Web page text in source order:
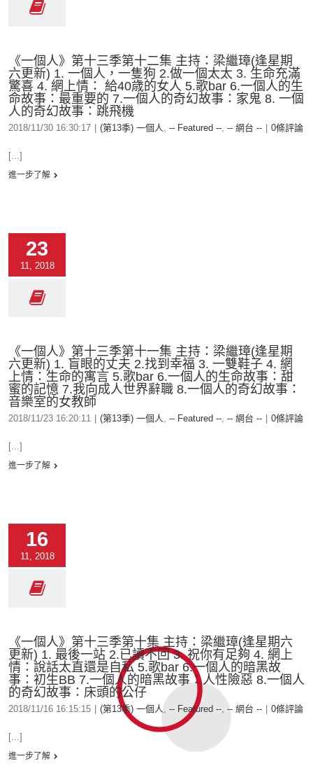
《一個人》第十三季第十二集 主持：梁繼璋(逢星期
六更新) 1. 一個人，一隻狗 2.做一個太太 3. 生命充滿
驚喜 4. 網上情： 給40歳的女人 5.歌bar 6.一個人的生
命故事：最重要的 7.一個人的奇幻故事：家鬼 8. 一個
人的奇幻故事：跳飛機
2018/11/30 16:30:17 (第13季) 一個人, -- Featured --, -- 網台 -- 0條評論
[...]
進一步了解
23
11, 2018
《一個人》第十三季第十一集 主持：梁繼璋(逢星期
六更新) 1. 盲眼的丈夫 2.找到幸福 3. 一雙鞋子 4. 網
上情：生命的寓言 5.歌bar 6.一個人的生命故事：甜
蜜的記憶 7.我向成人世界辭職 8.一個人的奇幻故事：
音樂室的女教師
2018/11/23 16:20:11 (第13季) 一個人, -- Featured --, -- 網台 -- 0條評論
[...]
進一步了解
16
11, 2018
《一個人》第十三季第十集 主持：梁繼璋(逢星期六
更新) 1. 最後一站 2.已讀不回 3. 祝你有足夠 4. 網上
情：說話太直還是自私 5.歌bar 6.一個人的暗黑故
事：初生BB 7.一個人的暗黑故事：人性險惡 8.一個人
的奇幻故事：床頭的公仔
2018/11/16 16:15:15 (第13季) 一個人, -- Featured --, -- 網台 -- 0條評論
[...]
進一步了解